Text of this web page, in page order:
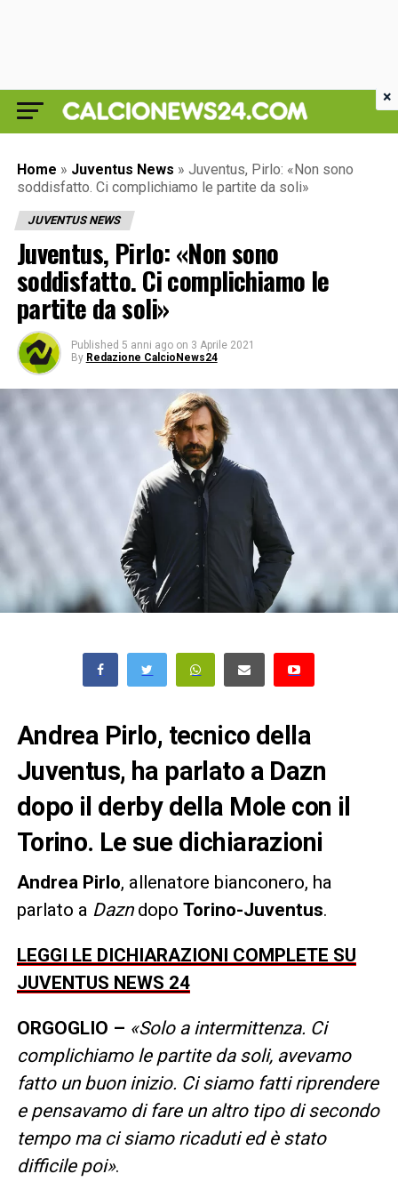
Home » Juventus News » Juventus, Pirlo: «Non sono
soddisfatto. Ci complichiamo le partite da soli»
JUVENTUS NEWS
Juventus, Pirlo: «Non sono
soddisfatto. Ci complichiamo le
partite da soli»
Published 5 anni ago on 3 Aprile 2021
By Redazione CalcioNews24
Andrea Pirlo, tecnico della
Juventus, ha parlato a Dazn
dopo il derby della Mole con il
Torino. Le sue dichiarazioni
Andrea Pirlo, allenatore bianconero, ha
parlato a Dazndopo Torino-Juventus.
LEGGI LE DICHIARAZIONI COMPLETE SU
JUVENTUS NEWS 24
ORGOGLIO – «Solo a intermittenza. Ci
complichiamo le partite da soli, avevamo
fatto un buon inizio. Ci siamo fatti riprendere
e pensavamo di fare un altro tipo di secondo
tempo ma ci siamo ricaduti ed è stato
difficile poi».
×